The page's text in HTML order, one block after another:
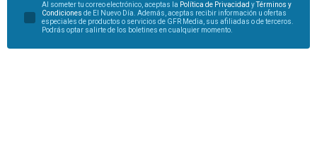
Al someter tu correo electrónico, aceptas la Política de Privacidad yTérminos y
Condiciones de El Nuevo Día. Además, aceptas recibir información u ofertas
especiales de productos o servicios de GFR Media, sus afiliadas o de terceros.
Podrás optar salirte de los boletines en cualquier momento.